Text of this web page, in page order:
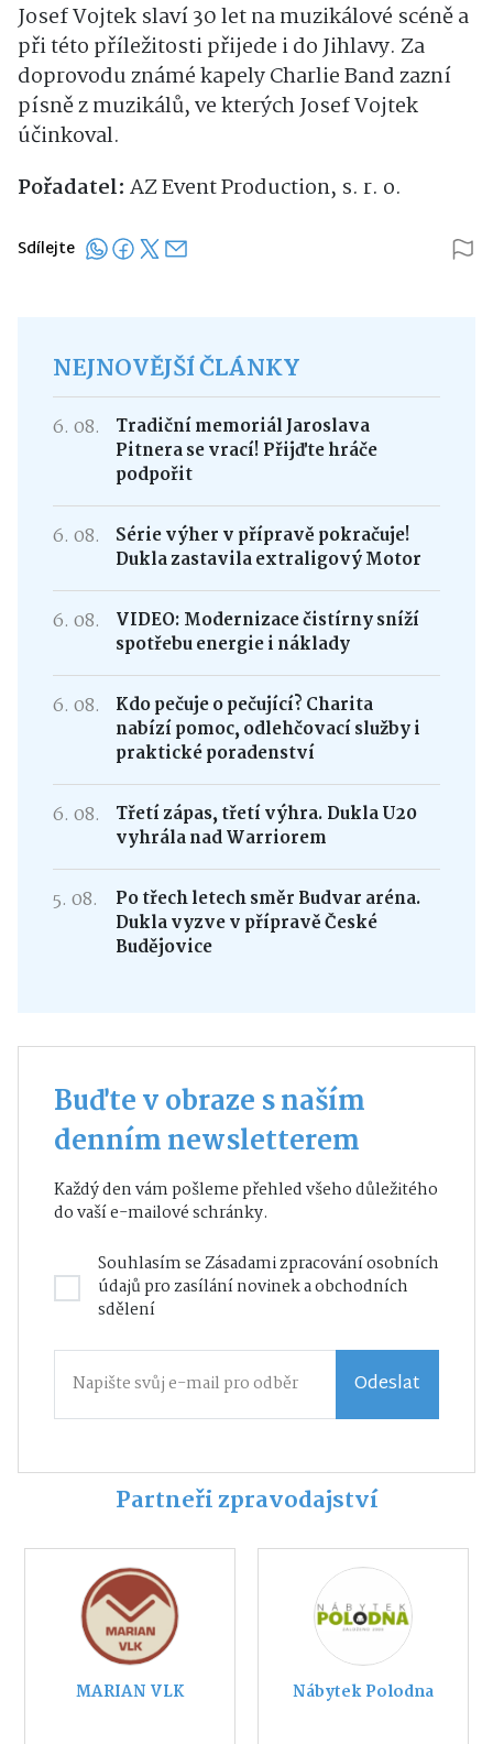
Josef Vojtek slaví 30 let na muzikálové scéně a
při této příležitosti přijede i do Jihlavy. Za
doprovodu známé kapely Charlie Band zazní
písně z muzikálů, ve kterých Josef Vojtek
účinkoval.
Pořadatel: AZ Event Production, s. r. o.
Sdílejte
NEJNOVĚJŠÍ ČLÁNKY
6. 08.
Tradiční memoriál Jaroslava
Pitnera se vrací! Přijďte hráče
podpořit
6. 08.
Série výher v přípravě pokračuje!
Dukla zastavila extraligový Motor
6. 08.
VIDEO: Modernizace čistírny sníží
spotřebu energie i náklady
6. 08.
Kdo pečuje o pečující? Charita
nabízí pomoc, odlehčovací služby i
praktické poradenství
6. 08.
Třetí zápas, třetí výhra. Dukla U20
vyhrála nad Warriorem
5. 08.
Po třech letech směr Budvar aréna.
Dukla vyzve v přípravě České
Budějovice
Buďte v obraze s naším
denním newsletterem
Každý den vám pošleme přehled všeho důležitého
do vaší e-mailové schránky.
Souhlasím seZásadami zpracování osobních
údajůpro zasílání novinek a obchodních
sdělení
Odeslat
Partneři zpravodajství
MARIAN VLK Nábytek Polodna